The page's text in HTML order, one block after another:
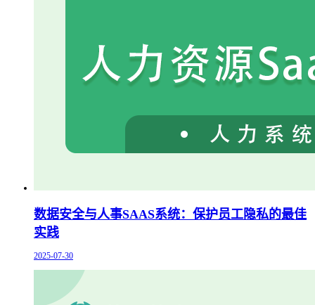
数据安全与人事SAAS系统：保护员工隐私的最佳
实践
2025-07-30